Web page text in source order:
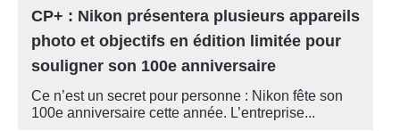
CP+ : Nikon présentera plusieurs appareils
photo et objectifs en édition limitée pour
souligner son 100e anniversaire
Ce n’est un secret pour personne : Nikon fête son
100e anniversaire cette année. L’entreprise...